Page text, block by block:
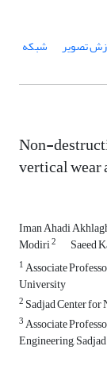
تصویر شبکه
Non-
vertical wear
Iman Ahadi
Modiri2 Saeed
1Associate
University
2 Sadjad Center
3Associate
Engineering,